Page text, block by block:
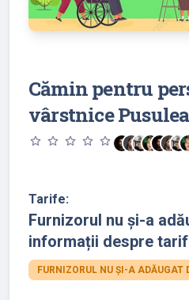
Cămin pentru
vârstnice
star_outline star_outline star_outline star_outline star_outline
Tarife:
Furnizorul nu și-a
informații despre
FURNIZORUL NU ȘI-A